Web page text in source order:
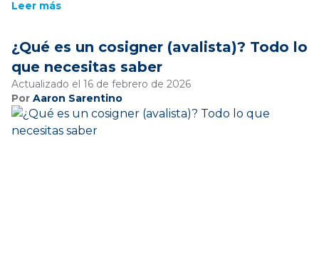
Leer más
¿Qué es un cosigner (avalista)? Todo lo
que necesitas saber
Actualizado el 16 de febrero de 2026
Por Aaron Sarentino